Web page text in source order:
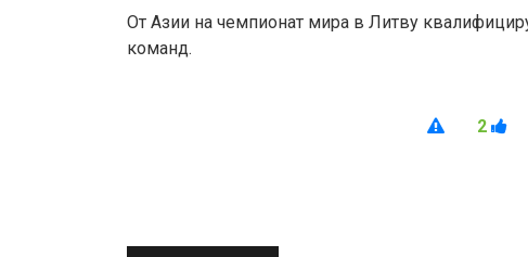
От Азии на чемпионат мира в Литву
команд.
2